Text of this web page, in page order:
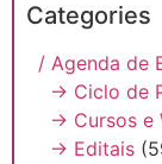
Categories
/ Agenda de
→ Ciclo de
→ Cursos e
→ Editais